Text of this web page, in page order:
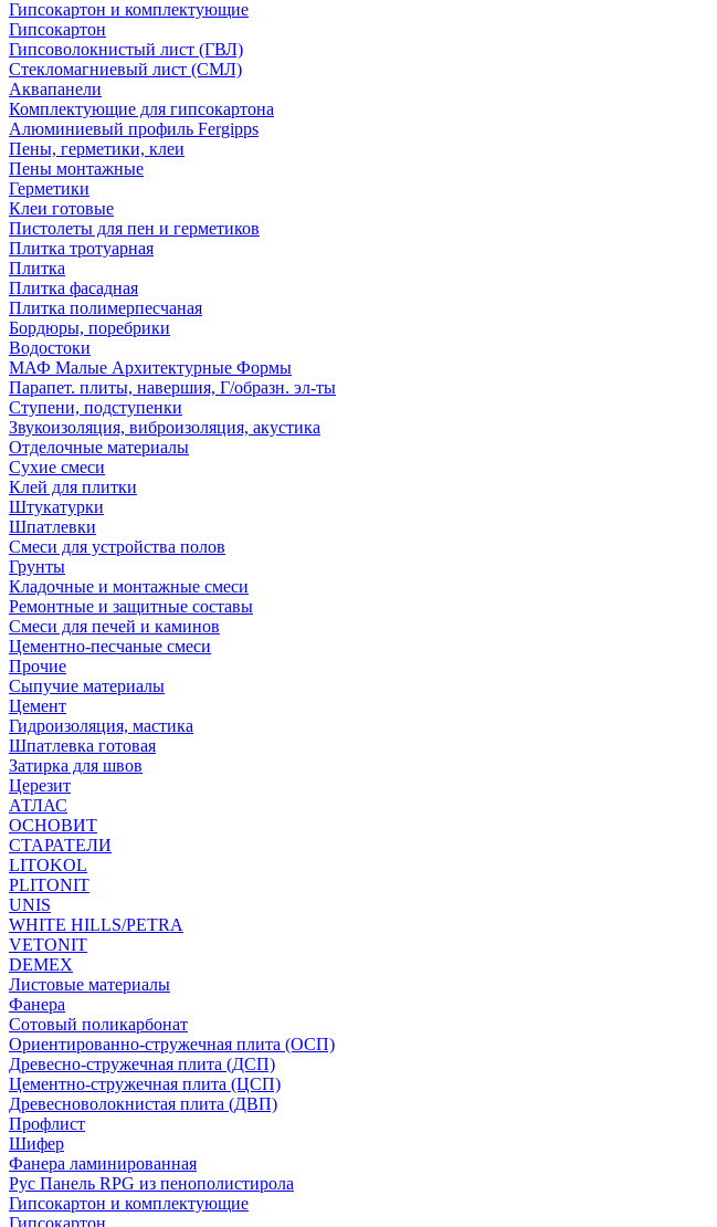
Гипсокартон и комплектующие
Гипсокартон
Гипсоволокнистый лист (ГВЛ)
Стекломагниевый лист (СМЛ)
Аквапанели
Комплектующие для гипсокартона
Алюминиевый профиль Fergipps
Пены, герметики, клеи
Пены монтажные
Герметики
Клеи готовые
Пистолеты для пен и герметиков
Плитка тротуарная
Плитка
Плитка фасадная
Плитка полимерпесчаная
Бордюры, поребрики
Водостоки
МАФ Малые Архитектурные Формы
Парапет. плиты, навершия, Г/образн. эл-ты
Ступени, подступенки
Звукоизоляция, виброизоляция, акустика
Отделочные материалы
Сухие смеси
Клей для плитки
Штукатурки
Шпатлевки
Смеси для устройства полов
Грунты
Кладочные и монтажные смеси
Ремонтные и защитные составы
Смеси для печей и каминов
Цементно-песчаные смеси
Прочие
Сыпучие материалы
Цемент
Гидроизоляция, мастика
Шпатлевка готовая
Затирка для швов
Церезит
АТЛАС
ОСНОВИТ
СТАРАТЕЛИ
LITOKOL
PLITONIT
UNIS
WHITE HILLS/PETRA
VETONIT
DEMEX
Листовые материалы
Фанера
Сотовый поликарбонат
Ориентированно-стружечная плита (ОСП)
Древесно-стружечная плита (ДСП)
Цементно-стружечная плита (ЦСП)
Древесноволокнистая плита (ДВП)
Профлист
Шифер
Фанера ламинированная
Рус Панель RPG из пенополистирола
Гипсокартон и комплектующие
Гипсокартон